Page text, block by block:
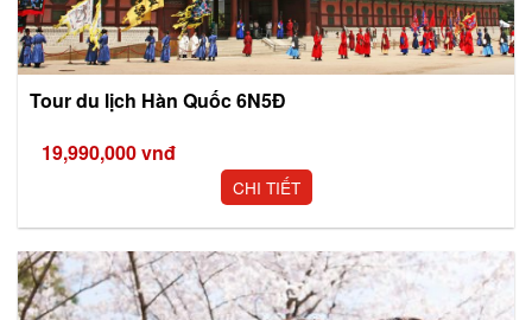
Tour du lịch Hàn Quốc 6N5Đ
19,990,000vnđ
CHI TIẾT